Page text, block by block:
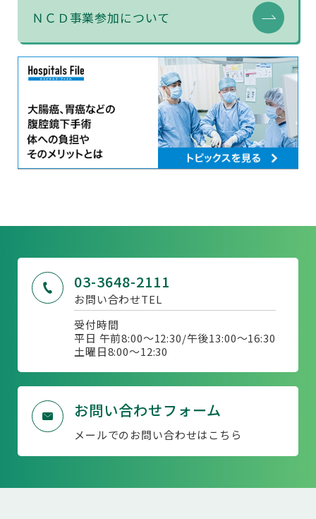
ＮＣＤ事業参加について
03-3648-2111
お問い合わせTEL
受付時間
平日 午前8:00～12:30/午後13:00～16:30
土曜日8:00〜12:30
お問い合わせフォーム
メールでのお問い合わせはこちら